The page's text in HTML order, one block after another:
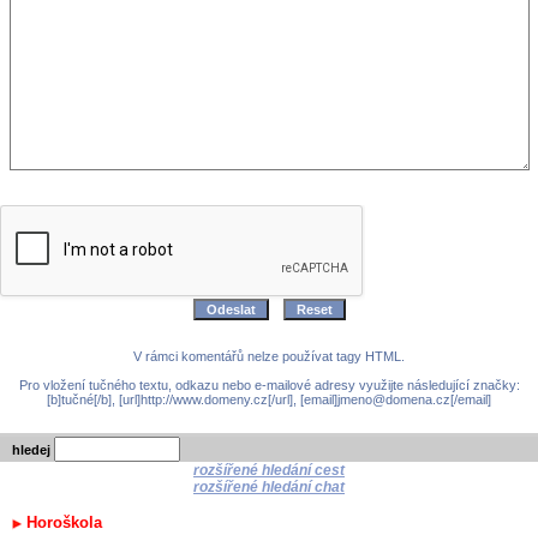
V rámci komentářů nelze používat tagy HTML.
Pro vložení tučného textu, odkazu nebo e-mailové adresy využijte následující značky:
[b]tučné[/b], [url]http://www.domeny.cz[/url], [email]jmeno@domena.cz[/email]
hledej
rozšířené hledání cest
rozšířené hledání chat
Horoškola